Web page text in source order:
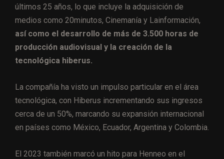
últimos 25 años, lo que incluye la adquisición de
medios como 20minutos, Cinemanía y Lainformación,
así como el desarrollo de más de 3.500 horas de
producción audiovisual y la creación de la
tecnológica hiberus.
La compañía ha visto un impulso particular en el área
tecnológica, con Hiberus incrementando sus ingresos
cerca de un 50%, marcando su expansión internacional
en países como México, Ecuador, Argentina y Colombia.
El 2023 también marcó un hito para Henneo en el